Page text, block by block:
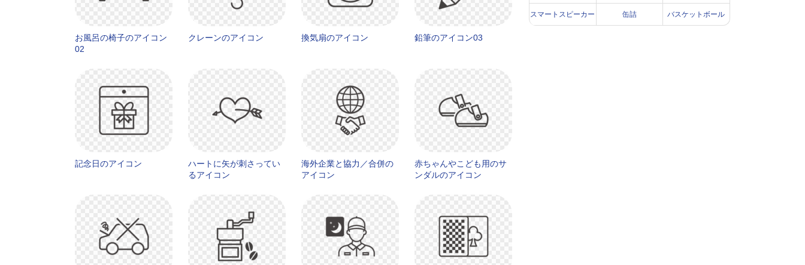
お風呂の椅子のアイコン
02
クレーンのアイコン 換気扇のアイコン 鉛筆のアイコン03
記念日のアイコン
ハートに矢が刺さってい
るアイコン
海外企業と協力／合併の
アイコン
赤ちゃんやこども用のサ
ンダルのアイコン
スマートスピーカー 缶詰 バスケットボール